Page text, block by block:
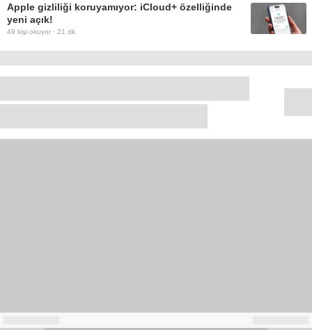
Apple gizliliği koruyamıyor: iCloud+ özelliğinde
yeni açık!
49 kişi okuyor · 21 dk.